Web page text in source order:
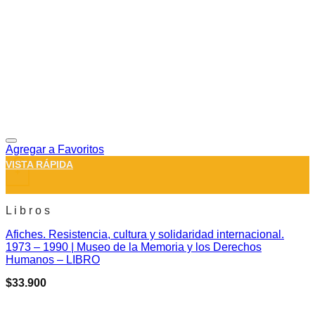
Agregar a Favoritos
+
VISTA RÁPIDA
L i b r o s
Afiches. Resistencia, cultura y solidaridad internacional.
1973 – 1990 | Museo de la Memoria y los Derechos
Humanos – LIBRO
$33.900